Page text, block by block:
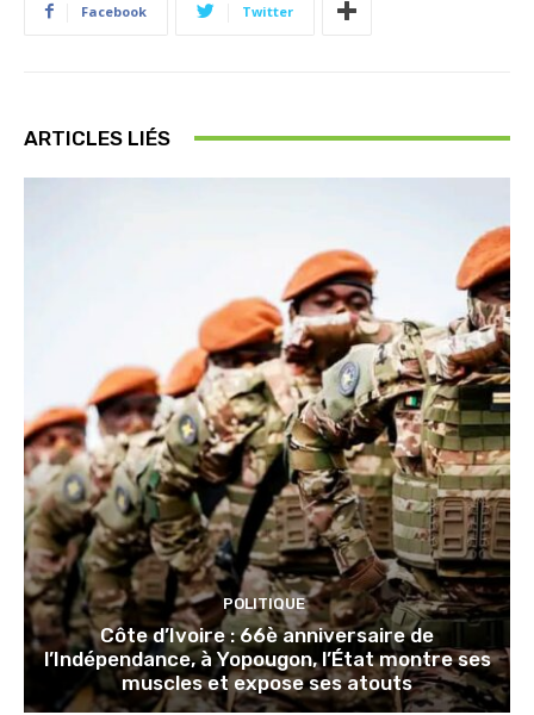
Facebook Twitter
ARTICLES LIÉS
POLITIQUE
Côte d’Ivoire : 66è anniversaire de
l’Indépendance, à Yopougon, l’État montre ses
muscles et expose ses atouts